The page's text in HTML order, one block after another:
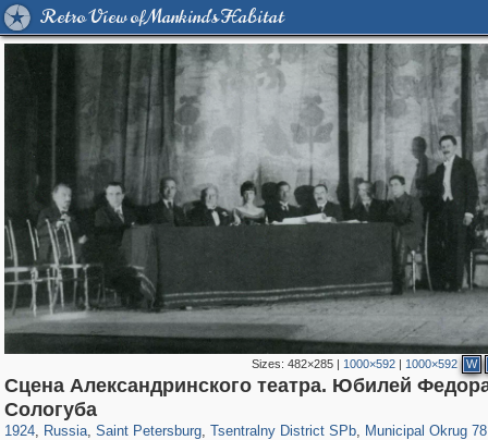
Retro View of Mankind's Habitat
Sizes:482×285 | 1000×592 | 1000×592 W
Сцена Александринского театра. Юбилей
Сологуба
1924, Russia
1,406,849
, Saint Petersburg
197,175
, Tsentralny District SPb, Municipal Okrug 78
1,230 32